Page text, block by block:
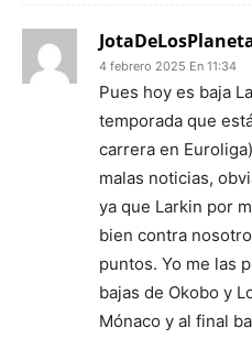
4 febrero 2025 En 11:34
Pues hoy es baja
temporada que
carrera en
malas noticias,
ya que Larkin por
bien contra
puntos. Yo me las
bajas de Okobo y
Mónaco y al final